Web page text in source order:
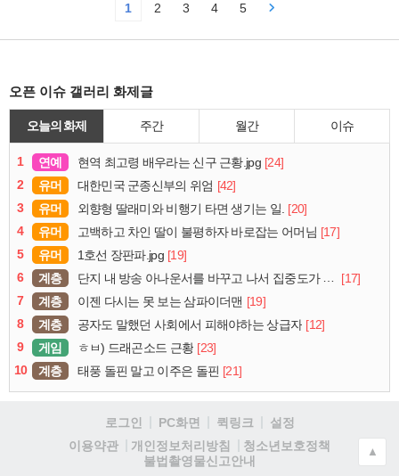
1 2 3 4 5
오픈 이슈 갤러리 화제글
오늘의 화제 주간 월간 이슈
1 연예 현역 최고령 배우라는 신구 근황.jpg [24]
2
유머 대한민국 군종신부의 위엄 [42]
3
유머 외향형 딸래미와 비행기 타면 생기는 일. [20]
4
유머 고백하고 차인 딸이 불평하자 바로잡는 어머님 [17]
5
유머 1호선 장판파.jpg [19]
6
계층 단지 내 방송 아나운서를 바꾸고 나서 집중도가 확 올라갔다는 한 아파트의 안내방송
[17]
7
계층 이젠 다시는 못 보는 삼파이더맨 [19]
8
계층 공자도 말했던 사회에서 피해야하는 상급자 [12]
9
게임 ㅎㅂ) 드래곤소드 근황 [23]
10
계층 태풍 돌핀 말고 이주은 돌핀 [21]
로그인 PC화면 퀵링크
설정
이용약관
개인정보처리방침
청소년보호정책
불법촬영물신고안내
▲